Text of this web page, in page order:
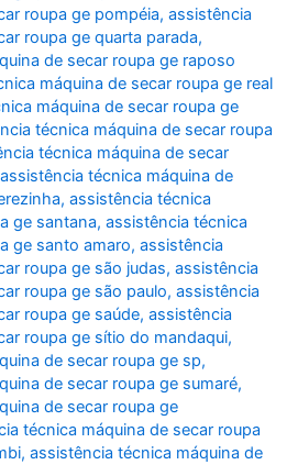
roupa ge pompéia,assistência
roupa ge quarta parada,
de secar roupa ge raposo
máquina de secar roupa ge real
máquina de secar roupa ge
técnica máquina de secar roupa
técnica máquina de secar
assistência técnica máquina de
,assistência técnica
ge santana,assistência técnica
ge santo amaro,assistência
roupa ge são judas,assistência
roupa ge são paulo,assistência
roupa ge saúde,assistência
roupa ge sítio do mandaqui,
de secar roupa ge sp,
de secar roupa ge sumaré,
de secar roupa ge
técnica máquina de secar roupa
,assistência técnica máquina de